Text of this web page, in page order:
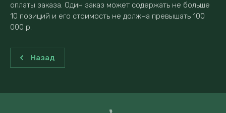
оплаты заказа. Один заказ может содержать не больше
10 позиций и его стоимость не должна превышать 100
000 р.
Назад